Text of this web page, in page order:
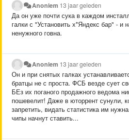
Anoniem 13 jaar geleden
Да он уже почти сука в каждом
галки с "Установить х*Яндекс бар" - и
ненужного говна.
Anoniem 13 jaar geleden
Он и при снятых галках
братцы не с проста. ФСБ везде сует
БЕз их поганого продажного ведома
пошевелит! Даже в юторрент сунули,
запретить, видать статистика им
чипы начнут ставить...